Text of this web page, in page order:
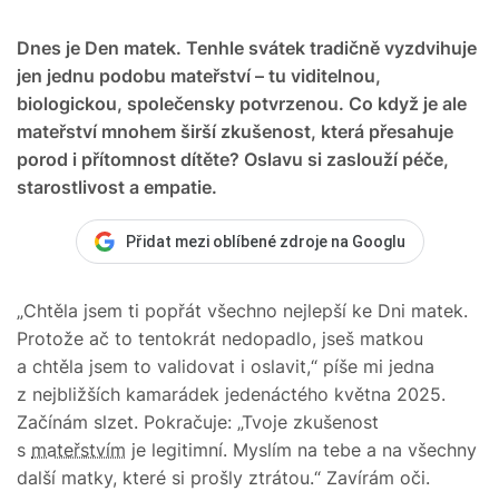
Dnes je Den matek. Tenhle svátek tradičně vyzdvihuje
jen jednu podobu mateřství – tu viditelnou,
biologickou, společensky potvrzenou. Co když je ale
mateřství mnohem širší zkušenost, která přesahuje
porod i přítomnost dítěte? Oslavu si zaslouží péče,
starostlivost a empatie.
Přidat mezi oblíbené zdroje na Googlu
„Chtěla jsem ti popřát všechno nejlepší ke Dni matek.
Protože ač to tentokrát nedopadlo, jseš matkou
a chtěla jsem to validovat i oslavit,“ píše mi jedna
z nejbližších kamarádek jedenáctého května 2025.
Začínám slzet. Pokračuje: „Tvoje zkušenost
s mateřstvím je legitimní. Myslím na tebe a na všechny
další matky, které si prošly ztrátou.“ Zavírám oči.